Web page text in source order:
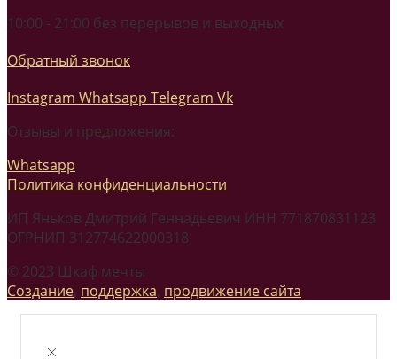
10:00 - 21:00 без перерывов и выходных
Обратный звонок
Instagram Whatsapp Telegram Vk
Отзывы и предложения:
Whatsapp
Политика конфиденциальности
ИП Яньков Дмитрий Геннадьевич ИНН 771870831123
ОГРНИП 312774622000318
© 2023 Шкаф мечты
Создание, поддержка, продвижение сайта